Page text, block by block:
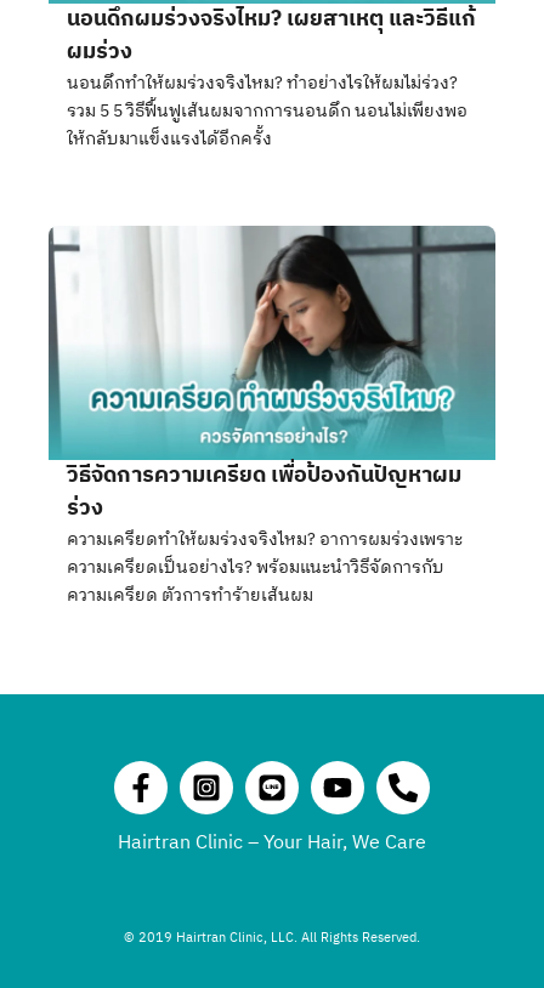
นอนดึกผมร่วงจริงไหม? เผยสาเหตุ และวิธีแก้
ผมร่วง
นอนดึกทำให้ผมร่วงจริงไหม? ทำอย่างไรให้ผมไม่ร่วง?
รวม 5 5 วิธีฟื้นฟูเส้นผมจากการนอนดึก นอนไม่เพียงพอ
ให้กลับมาแข็งแรงได้อีกครั้ง
วิธีจัดการความเครียด เพื่อป้องกันปัญหาผม
ร่วง
ความเครียดทำให้ผมร่วงจริงไหม? อาการผมร่วงเพราะ
ความเครียดเป็นอย่างไร? พร้อมแนะนำวิธีจัดการกับ
ความเครียด ตัวการทำร้ายเส้นผม
Hairtran Clinic – Your Hair, We Care
© 2019 Hairtran Clinic, LLC. All Rights Reserved.